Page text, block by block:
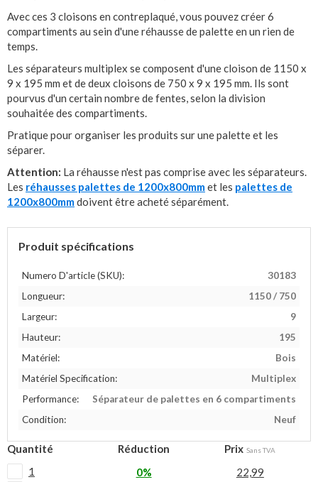
Avec ces 3 cloisons en contreplaqué, vous pouvez créer 6
compartiments au sein d'une réhausse de palette en un rien de
temps.
Les séparateurs multiplex se composent d'une cloison de 1150 x
9 x 195 mm et de deux cloisons de 750 x 9 x 195 mm. Ils sont
pourvus d'un certain nombre de fentes, selon la division
souhaitée des compartiments.
Pratique pour organiser les produits sur une palette et les
séparer.
Attention: La réhausse n'est pas comprise avec les séparateurs.
Les réhausses palettes de 1200x800mmet les palettes de
1200x800mmdoivent être acheté séparément.
Produit spécifications
Numero D'article (SKU):
30183
Longueur:
1150 / 750
Largeur:
9
Hauteur:
195
Matériel:
Bois
Matériel Specification:
Multiplex
Performance:
Séparateur de palettes en 6 compartiments
Condition:
Neuf
Quantité Réduction Prix Sans TVA
1 0%
22,99